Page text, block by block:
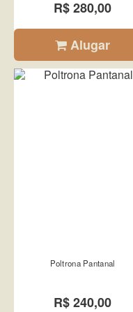
R$ 280,00
Alugar
Poltrona Pantanal
R$ 240,00